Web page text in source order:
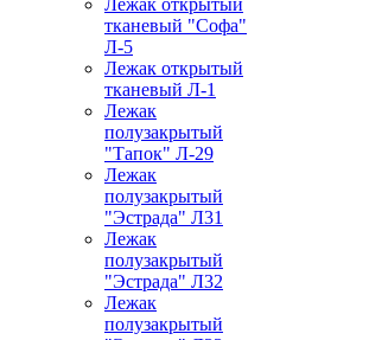
тканевый "Софа"
Л-5
Лежак открытый
тканевый Л-1
Лежак
полузакрытый
"Тапок" Л-29
Лежак
полузакрытый
"Эстрада" Л31
Лежак
полузакрытый
"Эстрада" Л32
Лежак
полузакрытый